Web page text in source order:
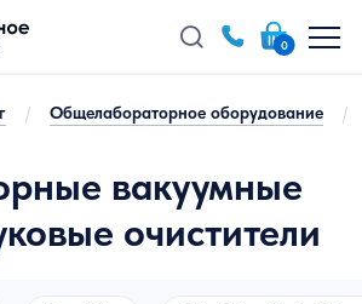
0
/ Общелабораторное оборудование /
вакуумные
очистители